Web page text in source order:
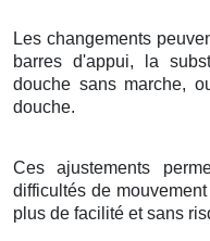
Les changements
barres d'appui, la
douche sans marche,
douche.
Ces ajustements
difficultés de
plus de facilité et sans